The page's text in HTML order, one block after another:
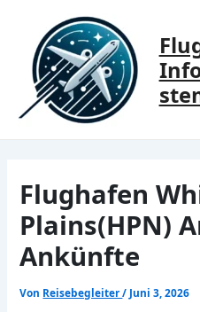
springen
Flughafen
Plains(HPN)
Ankünfte
Von Reisebegleiter/ Juni 3, 2026